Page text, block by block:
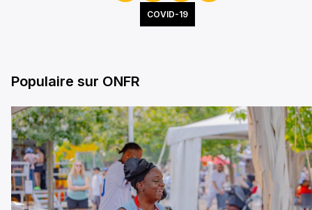
COVID-19
Populaire sur ONFR